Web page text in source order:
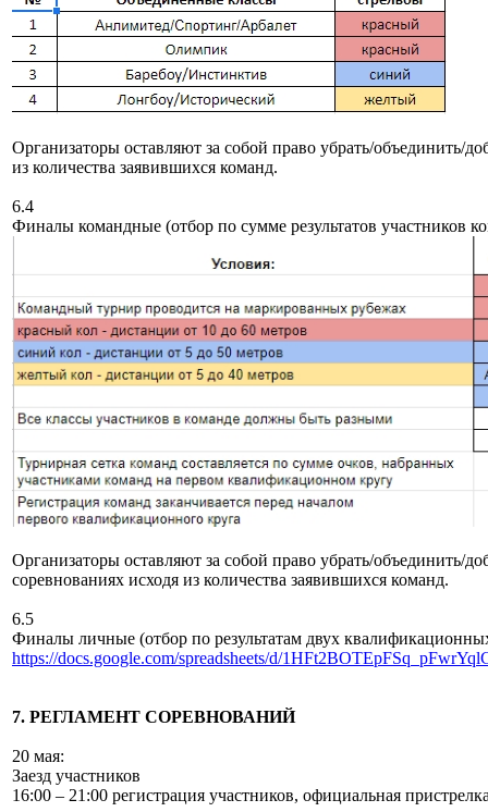
Организаторы оставляют за собой право убрать/объединить/
из количества заявившихся команд.
6.4
Финалы командные (отбор по сумме результатов участников
Организаторы оставляют за собой право убрать/объединить/
соревнованиях исходя из количества заявившихся команд.
6.5
Финалы личные (отбор по результатам двух
https://docs.google.com/spreadsheets/d/
7. РЕГЛАМЕНТ СОРЕВНОВАНИЙ
20 мая:
Заезд участников
16:00 – 21:00 регистрация участников, официальная